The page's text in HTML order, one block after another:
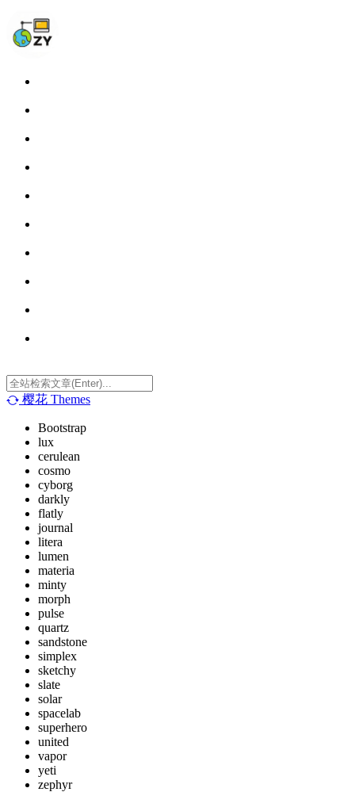
樱花 Themes
Bootstrap
lux
cerulean
cosmo
cyborg
darkly
flatly
journal
litera
lumen
materia
minty
morph
pulse
quartz
sandstone
simplex
sketchy
slate
solar
spacelab
superhero
united
vapor
yeti
zephyr